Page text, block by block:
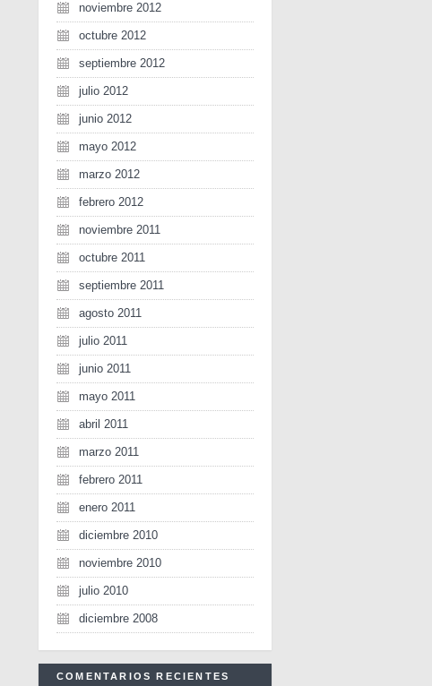
noviembre 2012
octubre 2012
septiembre 2012
julio 2012
junio 2012
mayo 2012
marzo 2012
febrero 2012
noviembre 2011
octubre 2011
septiembre 2011
agosto 2011
julio 2011
junio 2011
mayo 2011
abril 2011
marzo 2011
febrero 2011
enero 2011
diciembre 2010
noviembre 2010
julio 2010
diciembre 2008
COMENTARIOS RECIENTES